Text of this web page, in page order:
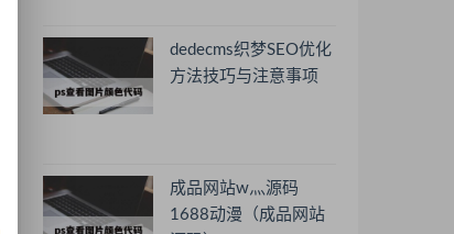
dedecms织梦SEO优化
方法技巧与注意事项
成品网站w灬源码
1688动漫（成品网站